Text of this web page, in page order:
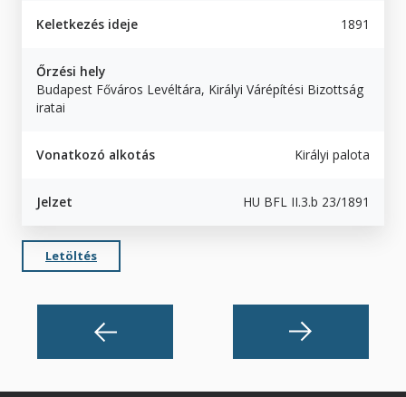
Keletkezés ideje 1891
Őrzési hely
Budapest Főváros Levéltára, Királyi Várépítési Bizottság
iratai
Vonatkozó alkotás Királyi palota
Jelzet HU BFL II.3.b 23/1891
Letöltés